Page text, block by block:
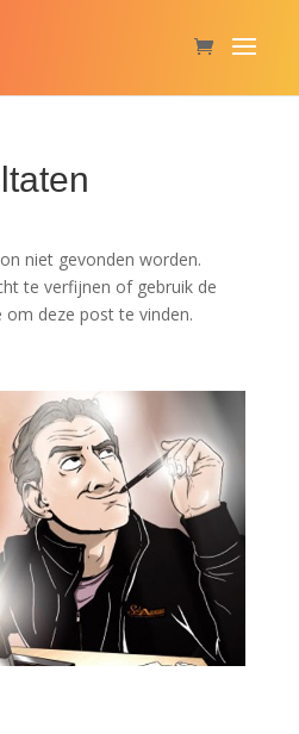
niet gevonden worden.
te verfijnen of gebruik de
deze post te vinden.